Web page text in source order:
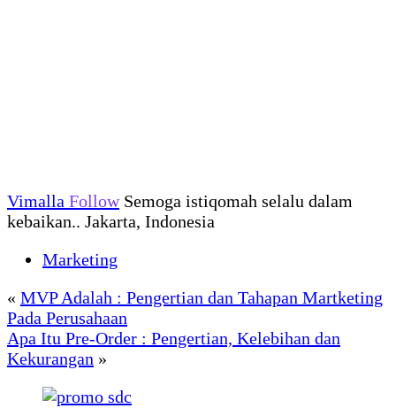
Vimalla Follow Semoga istiqomah selalu dalam
kebaikan.. Jakarta, Indonesia
Marketing
« MVP Adalah : Pengertian dan Tahapan Martketing
Pada Perusahaan
Apa Itu Pre-Order : Pengertian, Kelebihan dan
Kekurangan »